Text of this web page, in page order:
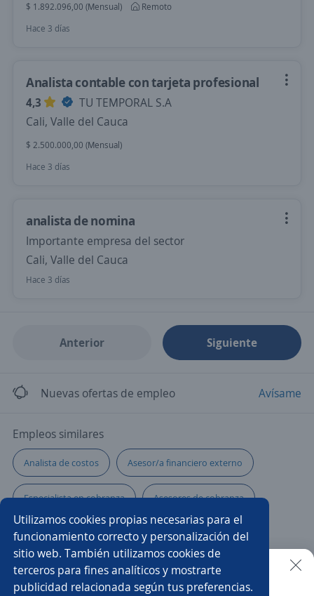
Utilizamos cookies propias necesarias para el
funcionamiento correcto y personalización del
sitio web. También utilizamos cookies de
terceros para fines analíticos y mostrarte
publicidad relacionada según tus preferencias.
$ 1.892.096,00 (Mensual)
Remoto
Hace 3 días
Analista contable con tarjeta profesional
4,3
TU TEMPORAL S.A
Cali, Valle del Cauca
$ 2.500.000,00 (Mensual)
Hace 3 días
analista de nomina
Importante empresa del sector
Cali, Valle del Cauca
Hace 3 días
Anterior Siguiente
Nuevas ofertas de empleo Avísame
Empleos similares
Analista de costos Asesor/a financiero externo
Especialista en cobranza Asesores de cobranza
Asesor/a servicio al cliente Analista impuestos
Analista contable Analistas
Buscar es más fácil en la app